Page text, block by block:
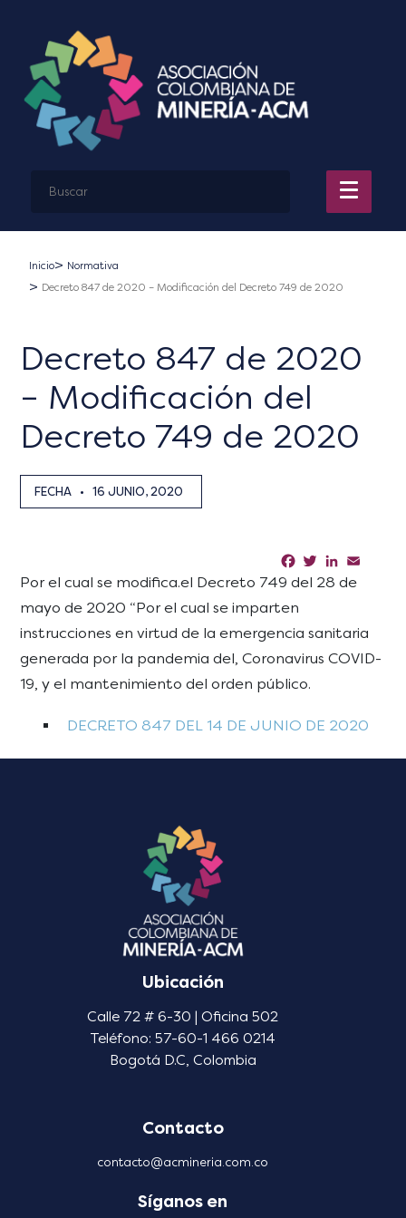
Inicio
Normativa
Decreto 847 de 2020 – Modificación del Decreto 749 de 2020
Decreto 847 de 2020
– Modificación del
Decreto 749 de 2020
FECHA • 16 JUNIO, 2020
Facebook
TwitterLinkedIn
Por el cual se modifica.el Decreto 749 del 28 de
mayo de 2020 “Por el cual se imparten
instrucciones en virtud de la emergencia sanitaria
generada por la pandemia del, Coronavirus COVID-
19, y el mantenimiento del orden público.
DECRETO 847 DEL 14 DE JUNIO DE 2020
Ubicación
Calle 72 # 6-30 | Oficina 502
Teléfono: 57-60-1 466 0214
Bogotá D.C, Colombia
Contacto
contacto@acmineria.com.co
Síganos en